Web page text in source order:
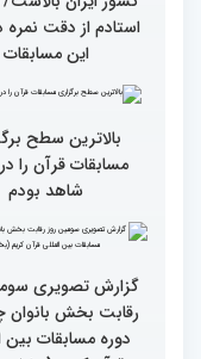
شدند
کشور ایران بالاست/
این مسابقات